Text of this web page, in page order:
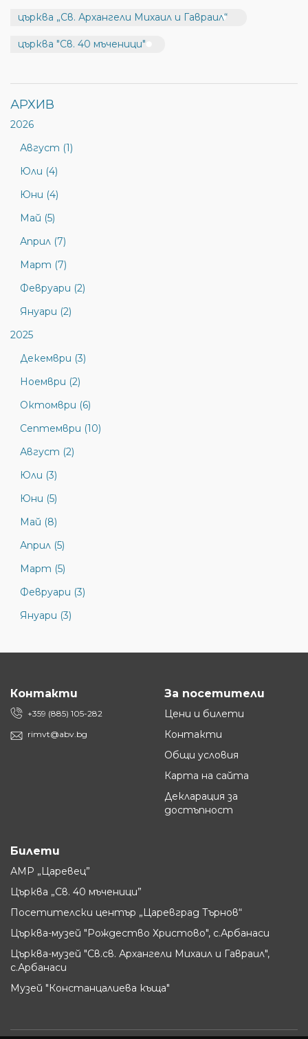
църква „Св. Архангели Михаил и Гавраил“
църква "Св. 40 мъченици"
АРХИВ
2026
Август (1)
Юли (4)
Юни (4)
Май (5)
Април (7)
Март (7)
Февруари (2)
Януари (2)
2025
Декември (3)
Ноември (2)
Октомври (6)
Септември (10)
Август (2)
Юли (3)
Юни (5)
Май (8)
Април (5)
Март (5)
Февруари (3)
Януари (3)
Контакти
+359 (885) 105-282
rimvt@abv.bg
За посетители
Цени и билети
Контакти
Общи условия
Карта на сайта
Декларация за
достъпност
Билети
АМР „Царевец”
Църква „Св. 40 мъченици”
Посетителски център „Царевград Търнов“
Църква-музей "Рождество Христово", с.Арбанаси
Църква-музей "Св.св. Архангели Михаил и Гавраил",
с.Арбанаси
Музей "Констанцалиева къща"